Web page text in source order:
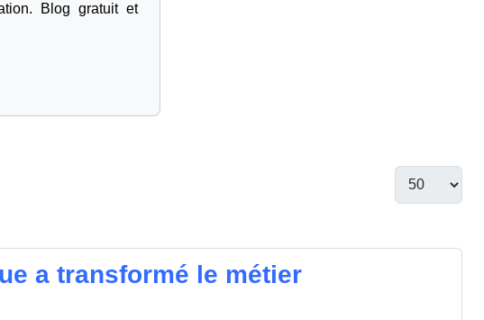
Blog gratuit et
a transformé le métier